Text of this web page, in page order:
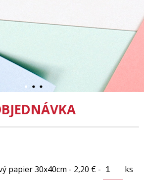
papier 30x40cm - 2,20 € - ks